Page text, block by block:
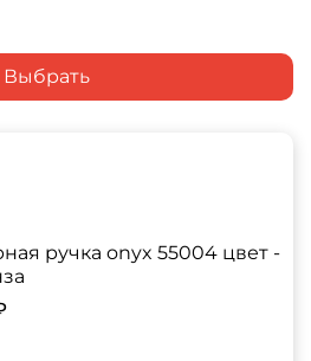
Выбрать
ручка onyx 55004 цвет -